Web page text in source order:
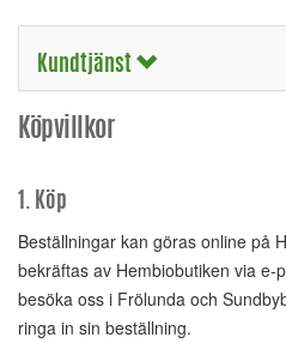
Kundtjänst
Köpvillkor
1. Köp
Beställningar kan göras online på
bekräftas av Hembiobutiken via
besöka oss i Frölunda och
ringa in sin beställning.